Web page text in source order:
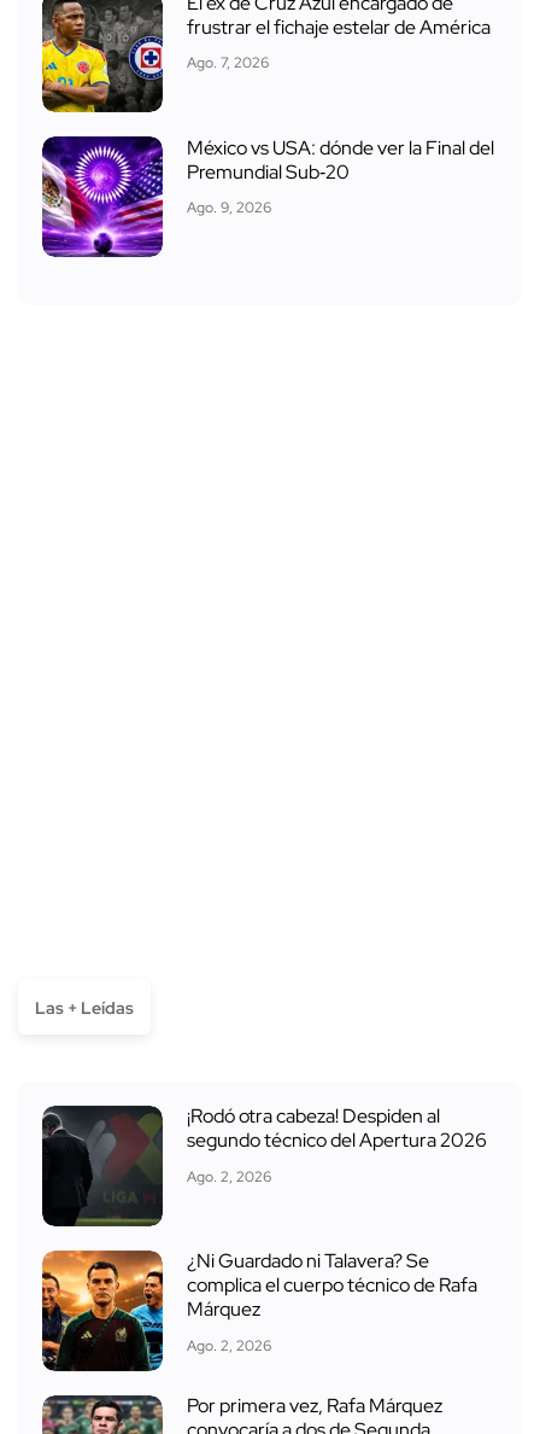
frustrar el fichaje estelar de América
Ago. 7, 2026
México vs USA: dónde ver la Final del
Premundial Sub‑20
Ago. 9, 2026
Las + Leídas
¡Rodó otra cabeza! Despiden al
segundo técnico del Apertura 2026
Ago. 2, 2026
¿Ni Guardado ni Talavera? Se
complica el cuerpo técnico de Rafa
Márquez
Ago. 2, 2026
Por primera vez, Rafa Márquez